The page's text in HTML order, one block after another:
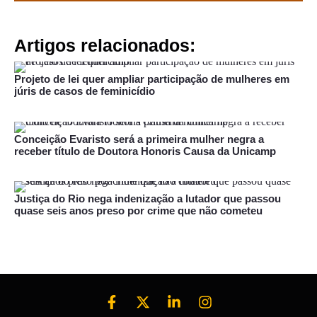
Artigos relacionados:
Projeto de lei quer ampliar participação de mulheres em
júris de casos de feminicídio
Conceição Evaristo será a primeira mulher negra a
receber título de Doutora Honoris Causa da Unicamp
Justiça do Rio nega indenização a lutador que passou
quase seis anos preso por crime que não cometeu